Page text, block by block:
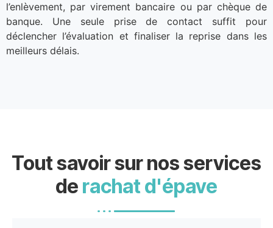
l’enlèvement, par virement bancaire ou par chèque de
banque. Une seule prise de contact suffit pour
déclencher l’évaluation et finaliser la reprise dans les
meilleurs délais.
Tout savoir sur nos services
de rachat d'épave